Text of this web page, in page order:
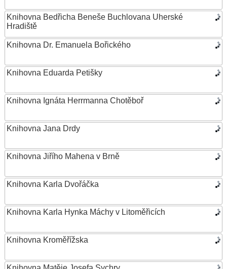
Knihovna Bedřicha Beneše Buchlovana Uherské
Hradiště
Knihovna Dr. Emanuela Bořického
Knihovna Eduarda Petišky
Knihovna Ignáta Herrmanna Chotěboř
Knihovna Jana Drdy
Knihovna Jiřího Mahena v Brně
Knihovna Karla Dvořáčka
Knihovna Karla Hynka Máchy v Litoměřicích
Knihovna Kroměřížska